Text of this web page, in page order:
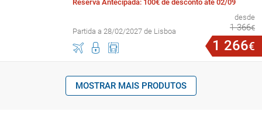
Reserva Antecipada: 100€ de desconto até 02/09
Partida a 28/02/2027 de Lisboa
desde
1 366€
1 266€
MOSTRAR MAIS PRODUTOS